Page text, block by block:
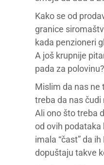
Kako se od
granice
kada penzioneri
A još krupnije
pada za polovinu?
Mislim da nas ne
treba da nas
Ali ono što treba
od ovih podataka
imala “čast” da
dopuštaju takve